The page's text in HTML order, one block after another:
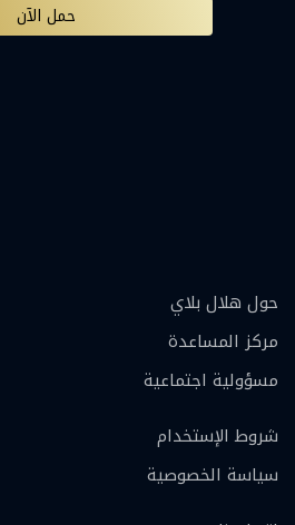
حمل الآن
حول هلال بلاي
مركز المساعدة
مسؤولية اجتماعية
شروط الإستخدام
سياسة الخصوصية